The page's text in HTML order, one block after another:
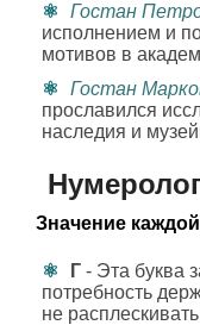
Гостан
исполнением и
мотивов в
Гостан
прославился
наследия и
Значение
Г - Эта буква
потребность
не